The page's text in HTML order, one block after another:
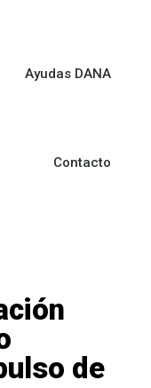
Ayudas DANA
Contacto
de